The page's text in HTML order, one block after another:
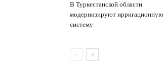
В Туркестанской области
модернизируют ирригационную
систему